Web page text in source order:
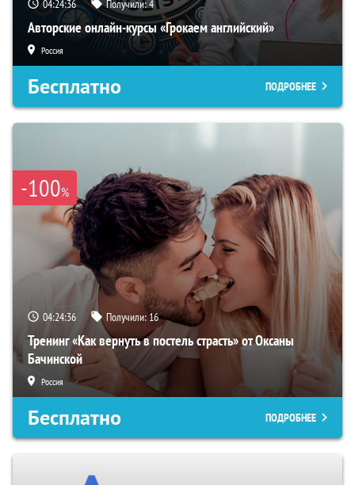
04:24:35 Получили:4
Авторские онлайн-курсы «Грокаем английский»
Россия
Бесплатно ПОДРОБНЕЕ
-100%
04:24:35 Получили:16
Тренинг «Как вернуть в постель страсть» от Оксаны
Бачинской
Россия
Бесплатно ПОДРОБНЕЕ